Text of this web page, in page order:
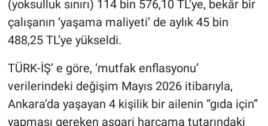
(yoksulluk sınırı) 114 bin 576,10 TL’ye, bekâr bir
çalışanın ‘yaşama maliyeti’ de aylık 45 bin
488,25 TL’ye yükseldi.
TÜRK-İŞ’ e göre, ‘mutfak enflasyonu’
verilerindeki değişim Mayıs 2026 itibarıyla,
Ankara’da yaşayan 4 kişilik bir ailenin “gıda için”
yapması gereken asgari harcama tutarındaki